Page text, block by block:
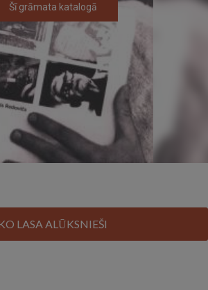
Šī grāmata katalogā
LASA ALŪKSNIEŠI